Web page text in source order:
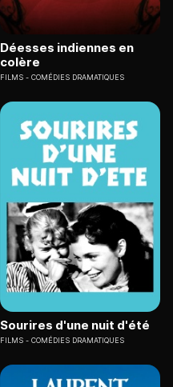
Déesses indiennes en
colère
FILMS COMÉDIES DRAMATIQUES
Sourires d'une nuit d'été
FILMS COMÉDIES DRAMATIQUES